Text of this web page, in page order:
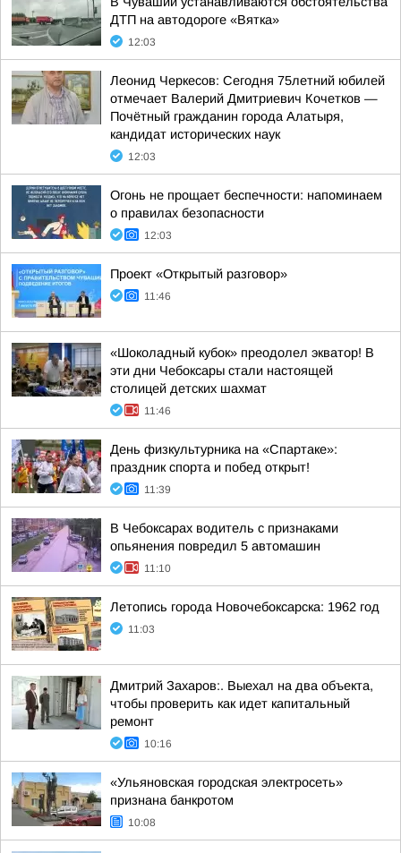
ДТП на автодороге «Вятка»
12:03
Леонид Черкесов: Сегодня 75летний юбилей
отмечает Валерий Дмитриевич Кочетков —
Почётный гражданин города Алатыря,
кандидат исторических наук
12:03
Огонь не прощает беспечности: напоминаем
о правилах безопасности
12:03
Проект «Открытый разговор»
11:46
«Шоколадный кубок» преодолел экватор! В
эти дни Чебоксары стали настоящей
столицей детских шахмат
11:46
День физкультурника на «Спартаке»:
праздник спорта и побед открыт!
11:39
В Чебоксарах водитель с признаками
опьянения повредил 5 автомашин
11:10
Летопись города Новочебоксарска: 1962 год
11:03
Дмитрий Захаров:. Выехал на два объекта,
чтобы проверить как идет капитальный
ремонт
10:16
«Ульяновская городская электросеть»
признана банкротом
10:08